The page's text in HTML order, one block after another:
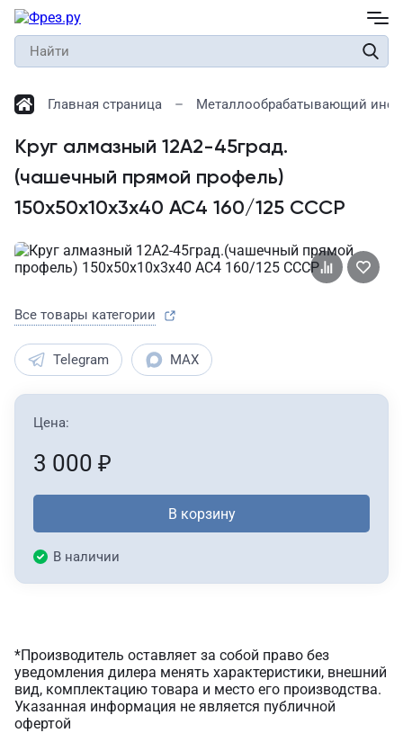
Главная страница Металлообрабатывающий
Круг алмазный 12А2-45град.
(чашечный прямой профель)
150х50х10х3х40 АС4 160/125 СССР
Все товары категории
Telegram MAX
Цена:
3 000 ₽
В корзину
В наличии
*Производитель оставляет за собой право без
уведомления дилера менять характеристики, внешний
вид, комплектацию товара и место его производства.
Указанная информация не является публичной
офертой